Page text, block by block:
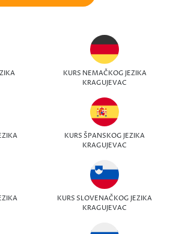
KURS NEMAČKOG JEZIKA
KRAGUJEVAC
KURS ŠPANSKOG JEZIKA
KRAGUJEVAC
KURS SLOVENAČKOG JEZIKA
KRAGUJEVAC